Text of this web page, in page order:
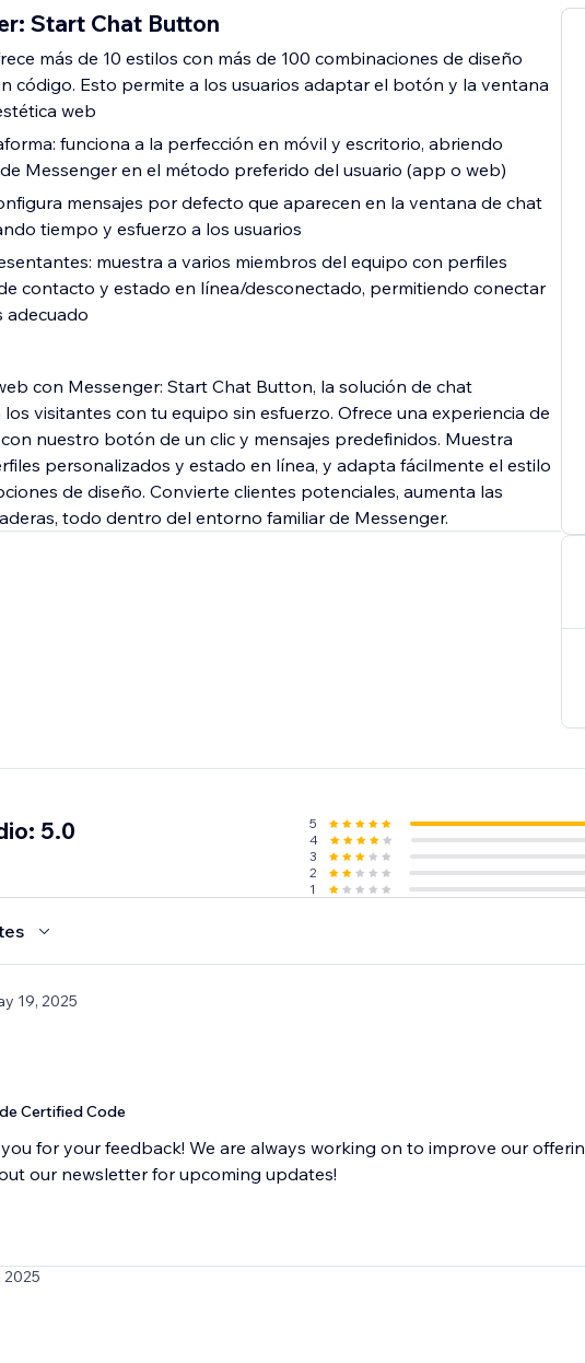
Start Chat Button
más de 10 estilos con más de 100 combinaciones de diseño
código. Esto permite a los usuarios adaptar el botón y la ventana
web
funciona a la perfección en móvil y escritorio, abriendo
Messenger en el método preferido del usuario (app o web)
mensajes por defecto que aparecen en la ventana de chat
tiempo y esfuerzo a los usuarios
muestra a varios miembros del equipo con perfiles
contacto y estado en línea/desconectado, permitiendo conectar
adecuado
con Messenger: Start Chat Button, la solución de chat
visitantes con tu equipo sin esfuerzo. Ofrece una experiencia de
nuestro botón de un clic y mensajes predefinidos. Muestra
personalizados y estado en línea, y adapta fácilmente el estilo
de diseño. Convierte clientes potenciales, aumenta las
todo dentro del entorno familiar de Messenger.
5.0 5
4
3
2
1
19, 2025
Certified Code
for your feedback! We are always working on to improve our
our newsletter for upcoming updates!
2025